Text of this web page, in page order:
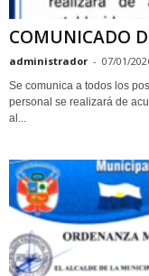
COMUNICADO
administrador - 07/01/
Se comunica a todos los
personal se realizará de
al...